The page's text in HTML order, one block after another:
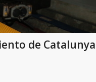
de Catalunya